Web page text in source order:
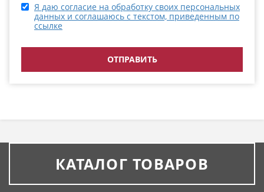
Я даю согласие на обработку своих персональных
данных и соглашаюсь с текстом, приведенным по
ссылке
КАТАЛОГ ТОВАРОВ